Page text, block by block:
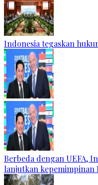
Indonesia tegaskan
Berbeda dengan UEFA,
lanjutkan kepemimpinan